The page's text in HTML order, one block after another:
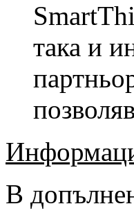
така и
В